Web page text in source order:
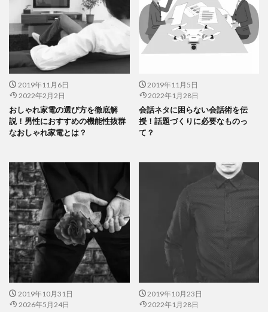
2019年11月6日
2022年2月2日
おしゃれ家電の選び方を徹底解
説！男性におすすめの機能性抜群
なおしゃれ家電とは？
2019年11月5日
2022年1月28日
会話ネタに困らない会話術を伝
授！話題づくりに必要なものっ
て？
2019年10月31日
2026年5月24日
2019年10月23日
2022年1月28日